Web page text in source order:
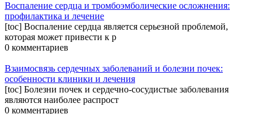
Воспаление сердца и тромбоэмболические осложнения:
профилактика и лечение
[toc] Воспаление сердца является серьезной проблемой,
которая может привести к р
0 комментариев
Взаимосвязь сердечных заболеваний и болезни почек:
особенности клиники и лечения
[toc] Болезни почек и сердечно-сосудистые заболевания
являются наиболее распрост
0 комментариев